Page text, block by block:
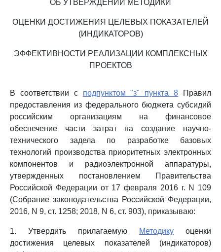
ОБ УТВЕРЖДЕНИИ МЕТОДИКИ
ОЦЕНКИ ДОСТИЖЕНИЯ ЦЕЛЕВЫХ ПОКАЗАТЕЛЕЙ
(ИНДИКАТОРОВ)
ЭФФЕКТИВНОСТИ РЕАЛИЗАЦИИ КОМПЛЕКСНЫХ
ПРОЕКТОВ
В соответствии с подпунктом "з" пункта 8 Правил
предоставления из федерального бюджета субсидий
российским организациям на финансовое
обеспечение части затрат на создание научно-
технического задела по разработке базовых
технологий производства приоритетных электронных
компонентов и радиоэлектронной аппаратуры,
утвержденных постановлением Правительства
Российской Федерации от 17 февраля 2016 г. N 109
(Собрание законодательства Российской Федерации,
2016, N 9, ст. 1258; 2018, N 6, ст. 903), приказываю:
1. Утвердить прилагаемую Методику оценки
достижения целевых показателей (индикаторов)